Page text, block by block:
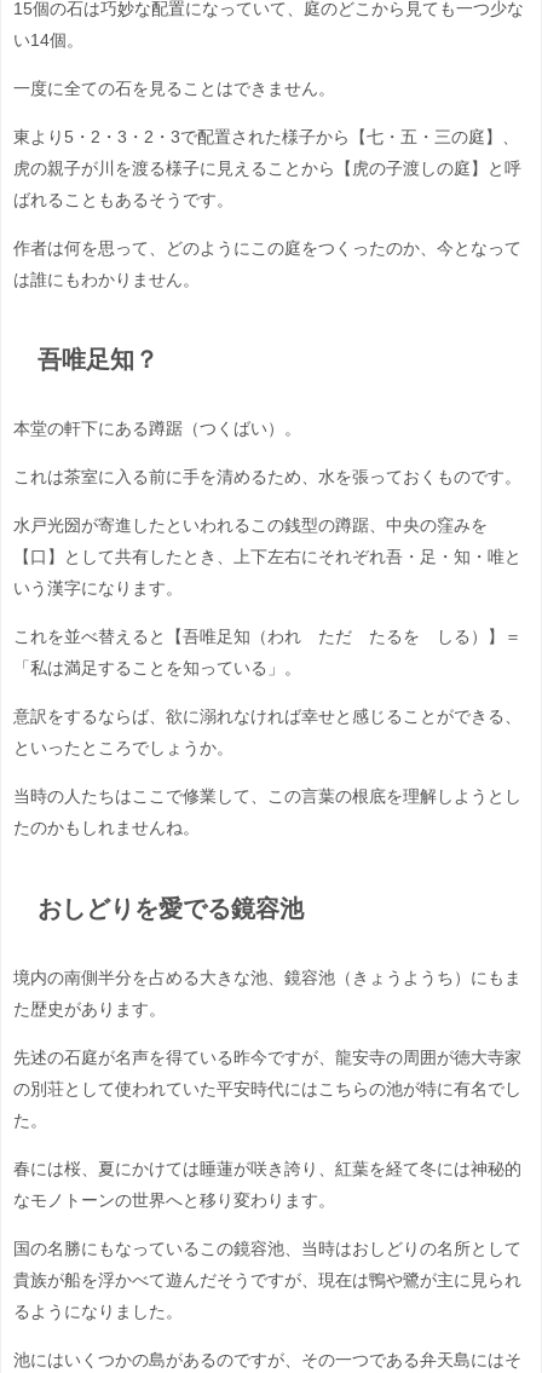
15個の石は巧妙な配置になっていて、庭のどこから見ても一つ少な
い14個。
一度に全ての石を見ることはできません。
東より5・2・3・2・3で配置された様子から【七・五・三の庭】、
虎の親子が川を渡る様子に見えることから【虎の子渡しの庭】と呼
ばれることもあるそうです。
作者は何を思って、どのようにこの庭をつくったのか、今となって
は誰にもわかりません。
吾唯足知？
本堂の軒下にある蹲踞（つくばい）。
これは茶室に入る前に手を清めるため、水を張っておくものです。
水戸光圀が寄進したといわれるこの銭型の蹲踞、中央の窪みを
【口】として共有したとき、上下左右にそれぞれ吾・足・知・唯と
いう漢字になります。
これを並べ替えると【吾唯足知（われ ただ たるを しる）】＝
「私は満足することを知っている」。
意訳をするならば、欲に溺れなければ幸せと感じることができる、
といったところでしょうか。
当時の人たちはここで修業して、この言葉の根底を理解しようとし
たのかもしれませんね。
おしどりを愛でる鏡容池
境内の南側半分を占める大きな池、鏡容池（きょうようち）にもま
た歴史があります。
先述の石庭が名声を得ている昨今ですが、龍安寺の周囲が徳大寺家
の別荘として使われていた平安時代にはこちらの池が特に有名でし
た。
春には桜、夏にかけては睡蓮が咲き誇り、紅葉を経て冬には神秘的
なモノトーンの世界へと移り変わります。
国の名勝にもなっているこの鏡容池、当時はおしどりの名所として
貴族が船を浮かべて遊んだそうですが、現在は鴨や鷺が主に見られ
るようになりました。
池にはいくつかの島があるのですが、その一つである弁天島にはそ